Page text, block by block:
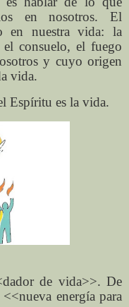
en nosotros. El
en nuestra vida: la
consuelo, el fuego
y cuyo origen
vida.
Espíritu es la vida.
de vida>>. De
energía para